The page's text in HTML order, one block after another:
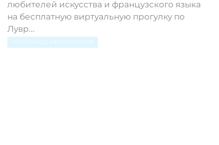
любителей искусства и французского языка
на бесплатную виртуальную прогулку по
Лувр...
КУЛЬТУРНОЕ МЕРОПРИЯТИЕ